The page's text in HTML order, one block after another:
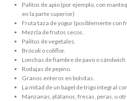
Palitos de apio (por ejemplo, con
en la parte superior)
Fruta taza de yogur (posiblemente con
Mezcla de frutos secos.
Palitos de vegetales.
Brócoli o coliflor.
Lonchas de fiambre de pavo o
Rodajas de pepino.
Granos enteros en bolsitas.
La mitad de un bagel de trigo integral
Manzanas, plátanos, fresas, peras, u